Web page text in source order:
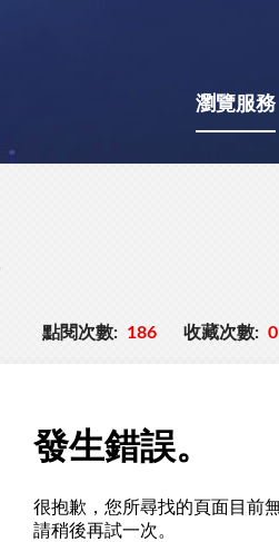
瀏覽服務
點閱次數: 186 收藏次數: 0